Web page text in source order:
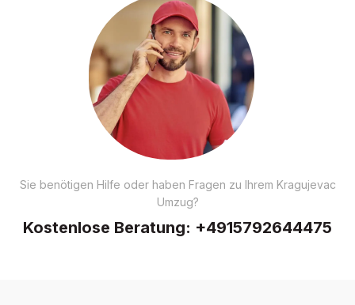
Sie benötigen Hilfe oder haben Fragen zu Ihrem Kragujevac
Umzug?
Kostenlose Beratung: +4915792644475